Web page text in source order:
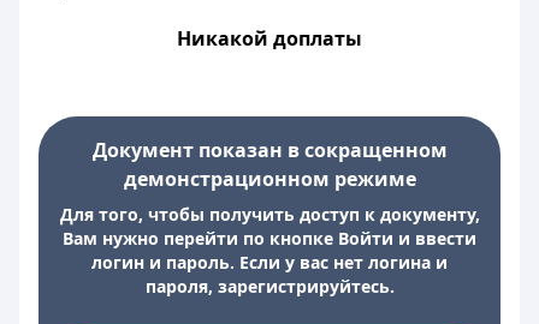
Никакой доплаты
Документ показан в сокращенном
демонстрационном режиме
Для того, чтобы получить доступ к документу,
Вам нужно перейти по кнопке Войти и ввести
логин и пароль. Если у вас нет логина и
пароля, зарегистрируйтесь.